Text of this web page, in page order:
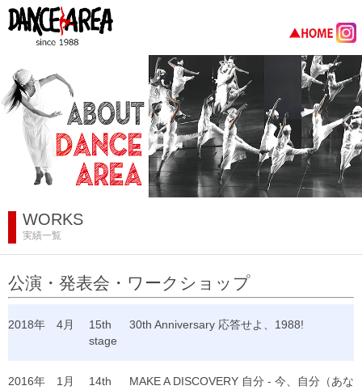
WORKS
実績一覧
公演・発表会・ワークショップ
2018年 4月
15th
stage
30th Anniversary 応答せよ、1988!
2016年 1月
14th
MAKE A DISCOVERY 自分 - 今、自分（あな